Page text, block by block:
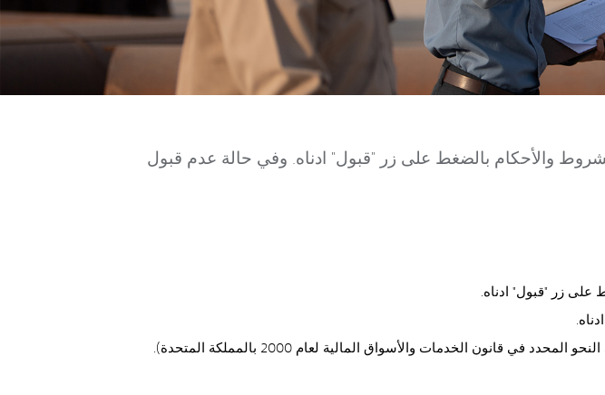
والأحكام بالضغط على زر "قبول" ادناه. وفي حالة عدم قبول